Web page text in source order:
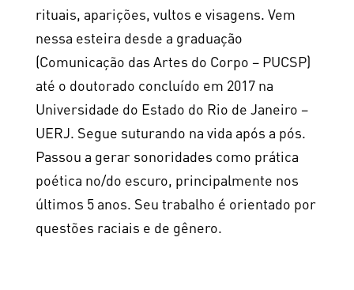
rituais, aparições, vultos e visagens. Vem
nessa esteira desde a graduação
(Comunicação das Artes do Corpo – PUCSP)
até o doutorado concluído em 2017 na
Universidade do Estado do Rio de Janeiro –
UERJ. Segue suturando na vida após a pós.
Passou a gerar sonoridades como prática
poética no/do escuro, principalmente nos
últimos 5 anos. Seu trabalho é orientado por
questões raciais e de gênero.